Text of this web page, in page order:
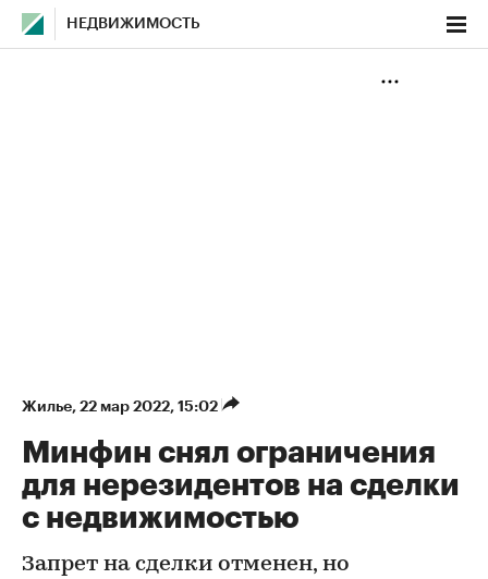
НЕДВИЖИМОСТЬ
Жилье⁠, 22 мар 2022, 15:02
Минфин снял ограничения
для нерезидентов на сделки
с недвижимостью
Запрет на сделки отменен, но